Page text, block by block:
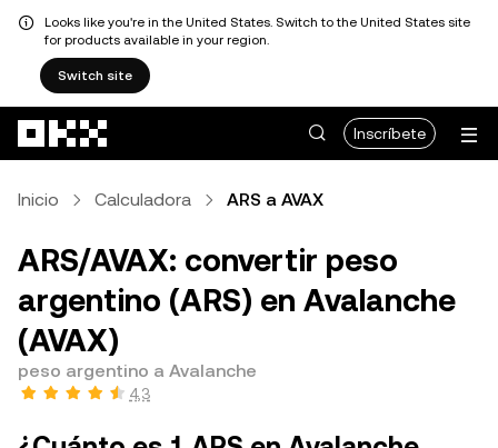
Looks like you're in the United States. Switch to the United States site
for products available in your region.
Switch site
Inscríbete
Inicio Calculadora ARS a AVAX
ARS/AVAX: convertir peso
argentino (ARS) en Avalanche
(AVAX)
peso argentino a Avalanche
4,3